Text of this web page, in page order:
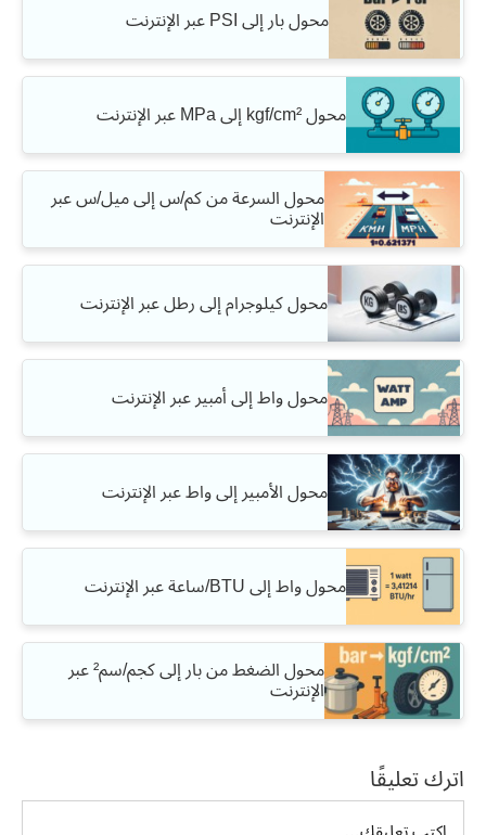
محول بار إلى PSI عبر الإنترنت
محول kgf/cm² إلى MPa عبر الإنترنت
محول السرعة من كم/س إلى ميل/س عبر
الإنترنت
محول كيلوجرام إلى رطل عبر الإنترنت
محول واط إلى أمبير عبر الإنترنت
محول الأمبير إلى واط عبر الإنترنت
محول واط إلى BTU/ساعة عبر الإنترنت
محول الضغط من بار إلى كجم/سم² عبر
الإنترنت
اترك تعليقًا
تعليق